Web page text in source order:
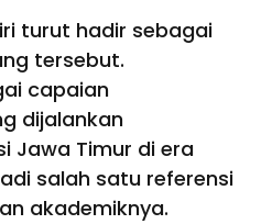
turut hadir sebagai
tersebut.
capaian
dijalankan
Jawa Timur di era
salah satu referensi
akademiknya.